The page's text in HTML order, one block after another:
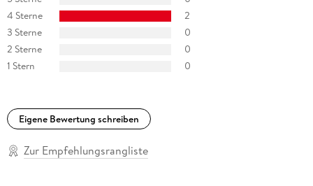
4 Sterne
2
3 Sterne
0
2 Sterne
0
1 Stern
0
Eigene Bewertung schreiben
Zur Empfehlungsrangliste